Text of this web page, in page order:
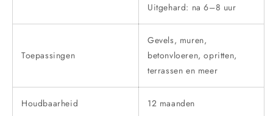
Uitgehard: na 6–8 uur
Toepassingen
Gevels, muren,
betonvloeren, opritten,
terrassen en meer
Houdbaarheid 12 maanden